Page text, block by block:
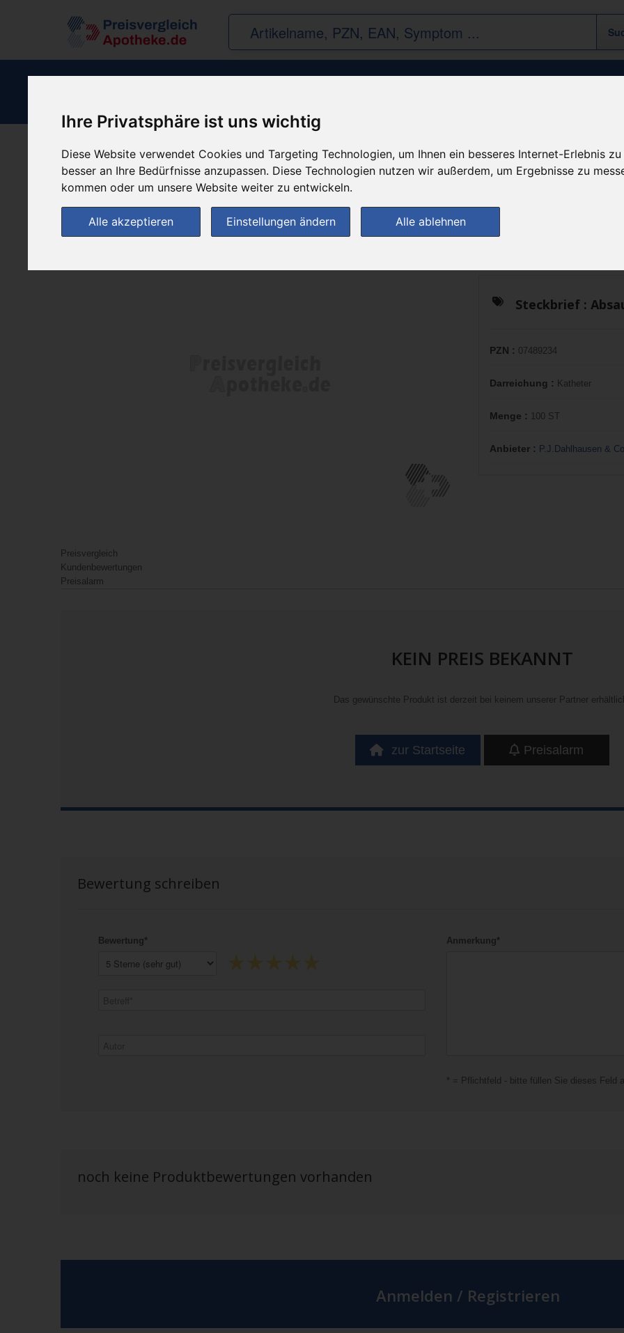
Ihre Privatsphäre ist uns wichtig
Diese Website verwendet Cookies und Targeting Technologien, um Ihnen ein besseres Internet-Erlebnis
besser an Ihre Bedürfnisse anzupassen. Diese Technologien nutzen wir außerdem, um Ergebnisse zu
kommen oder um unsere Website weiter zu entwickeln.
Alle akzeptieren Einstellungen ändern Alle ablehnen
Produkt empfehlen
Steckbrief :
PZN : 07489234
Darreichung : Katheter
Menge : 100 ST
Anbieter : P.J.Dahlhausen &
Preisvergleich
Kundenbewertungen
Preisalarm
KEIN PREIS BEKANNT
Das gewünschte Produkt ist derzeit bei keinem unserer Partner
zur Startseite Preisalarm
Bewertung schreiben
Bewertung* Anmerkung*
* = Pflichtfeld - bitte füllen Sie dieses Feld
noch keine Produktbewertungen vorhanden
Anmelden / Registrieren